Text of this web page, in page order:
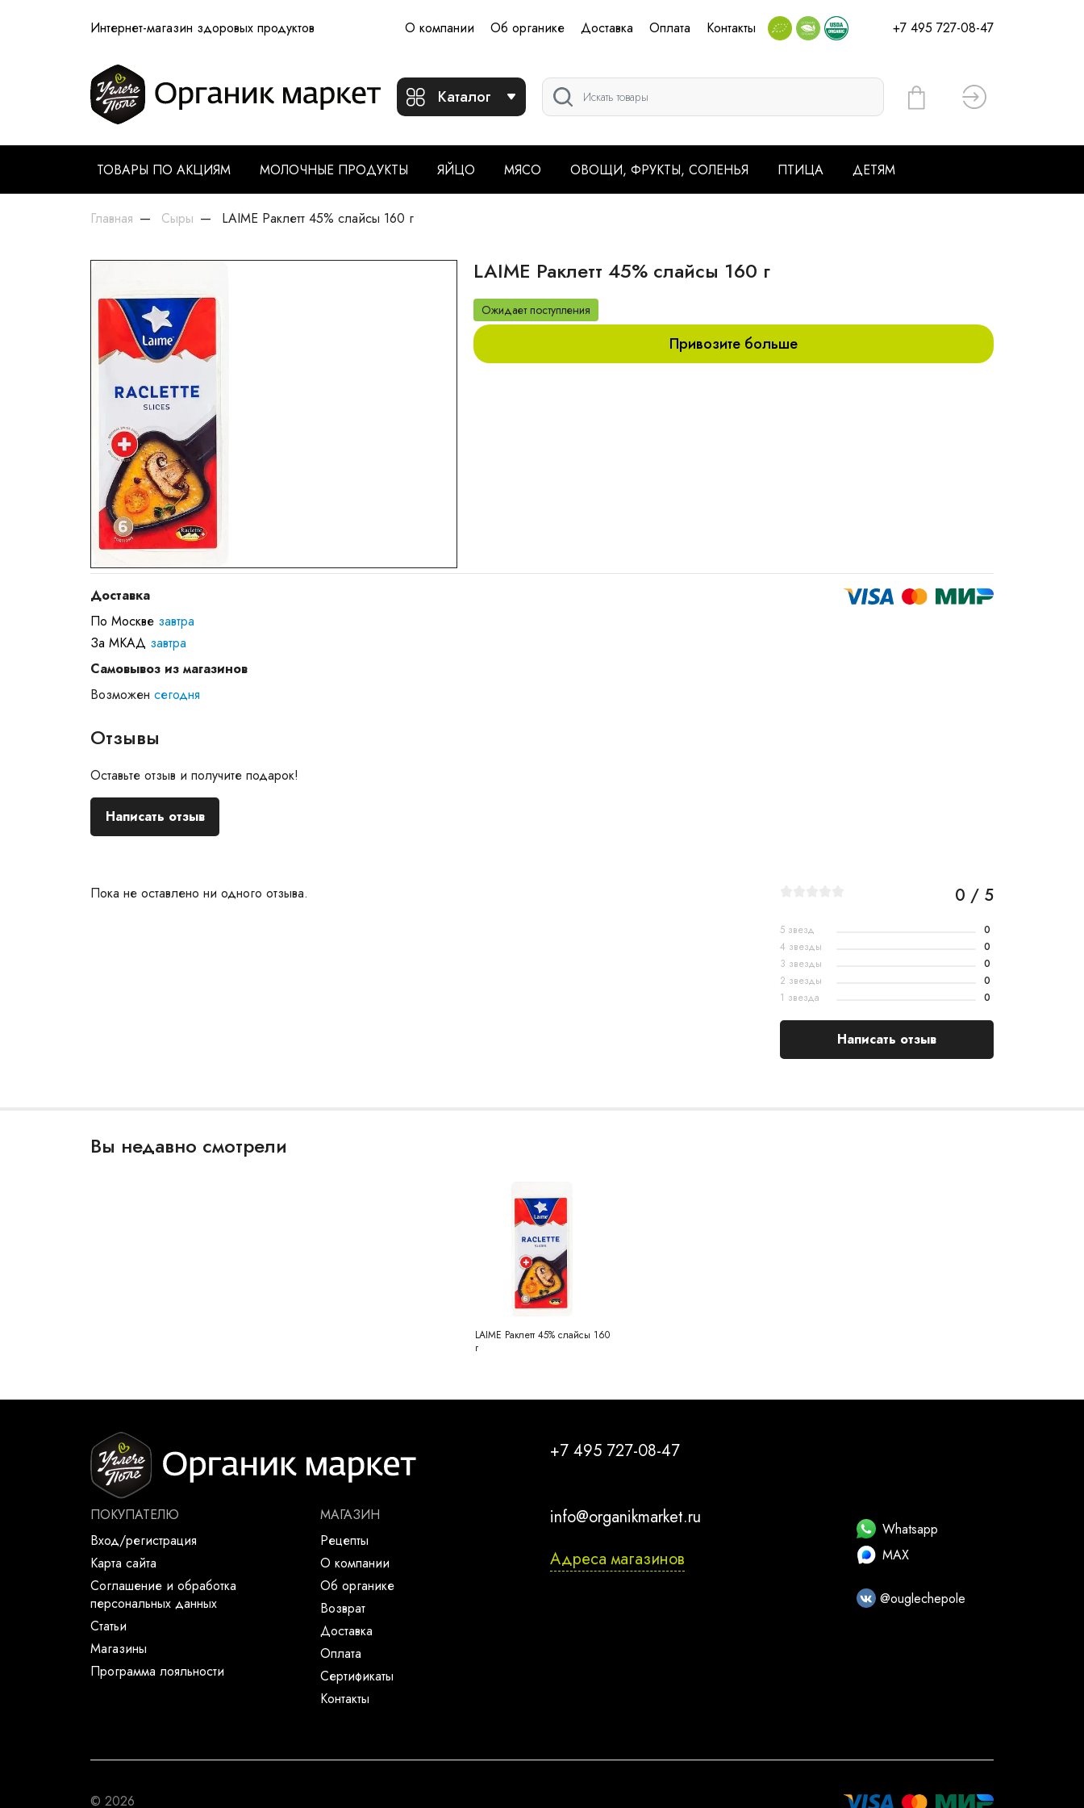
Интернет-магазин здоровых продуктов О компании Об органике Доставка Оплата Контакты +7 495 727-08-47
Каталог Вход
ТОВАРЫ ПО АКЦИЯМ МОЛОЧНЫЕ ПРОДУКТЫ ЯЙЦО МЯСО ОВОЩИ, ФРУКТЫ, СОЛЕНЬЯ ПТИЦА ДЕТЯМ
Главная Сыры LAIME Раклетт 45% слайсы 160 г
LAIME Раклетт 45% слайсы 160 г
Ожидает поступления
Привозите больше
Доставка
По Москве завтра
За МКАД завтра
Самовывоз из магазинов
Возможен сегодня
Отзывы
Оставьте отзыв и получите подарок!
Написать отзыв
Пока не оставлено ни одного отзыва. 0 / 5
5 звезд
0
4 звезды
0
3 звезды
0
2 звезды
0
1 звезда
0
Написать отзыв
Вы недавно смотрели
LAIME Раклетт 45% слайсы 160
г
ПОКУПАТЕЛЮ
Вход/регистрация
Карта сайта
Соглашение и обработка
персональных данных
Статьи
Магазины
Программа лояльности
МАГАЗИН
Рецепты
О компании
Об органике
Возврат
Доставка
Оплата
Сертификаты
Контакты
+7 495 727-08-47
info@organikmarket.ru
Адреса магазинов
Whatsapp
MAX
@ouglechepole
© 2026